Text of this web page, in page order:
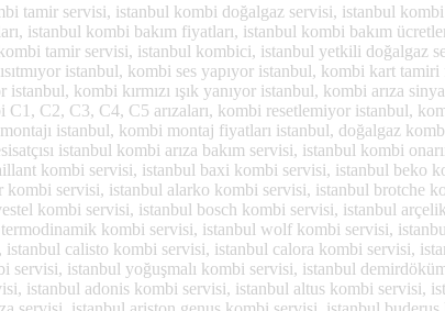
servisi, istanbul kombi doğalgaz servisi, istanbul
istanbul kombi bakım fiyatları, istanbul kombi bakım
tamir servisi, istanbul kombici, istanbul yetkili doğalgaz
istanbul, kombi ses yapıyor istanbul, kombi kart
kombi kırmızı ışık yanıyor istanbul, kombi arıza
C2, C3, C4, C5 arızaları, kombi resetlemiyor istanbul,
istanbul, kombi montaj fiyatları istanbul, doğalgaz
istanbul kombi arıza bakım servisi, istanbul kombi
kombi servisi, istanbul baxi kombi servisi, istanbul beko
servisi, istanbul alarko kombi servisi, istanbul brotche
kombi servisi, istanbul bosch kombi servisi, istanbul
kombi servisi, istanbul wolf kombi servisi,
calisto kombi servisi, istanbul calora kombi servisi,
istanbul yoğuşmalı kombi servisi, istanbul
istanbul adonis kombi servisi, istanbul altus kombi servisi,